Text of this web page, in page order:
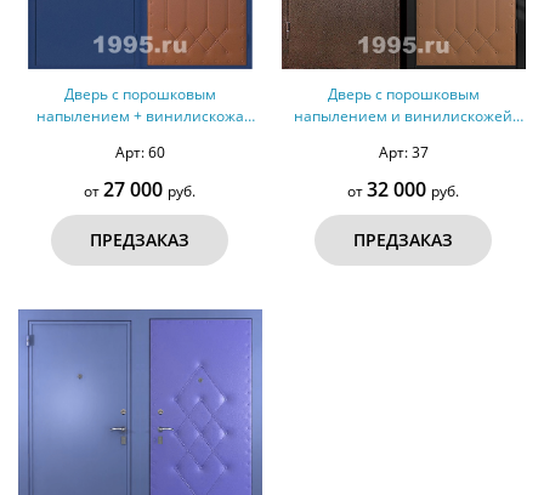
Дверь с порошковым
напылением + винилискожа
Арт: 60
от27 000 руб.
ПРЕДЗАКАЗ
Дверь с порошковым
напылением и винилискожей
Арт: 37
от32 000 руб.
ПРЕДЗАКАЗ